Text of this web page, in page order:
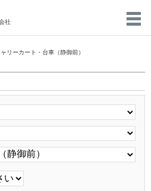
社
ャリーカート・台車（静御前）